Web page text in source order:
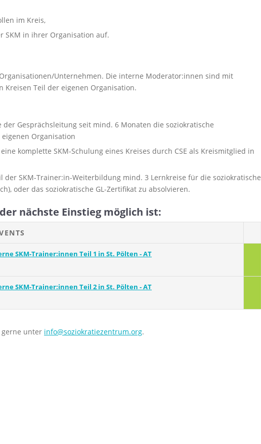
im Kreis,
SKM in ihrer Organisation auf.
Unternehmen. Die interne Moderator:innen sind mit
Kreisen Teil der eigenen Organisation.
Gesprächsleitung seit mind. 6 Monaten die soziokratische
Organisation
komplette SKM-Schulung eines Kreises durch CSE als Kreismitglied in
der SKM-Trainer:in-Weiterbildung mind. 3 Lernkreise für die soziokratische
oder das soziokratische GL-Zertifikat zu absolvieren.
nächste Einstieg möglich ist:
SKM-Trainer:innen Teil 1 in St. Pölten - AT
SKM-Trainer:innen Teil 2 in St. Pölten - AT
gerne unter info@soziokratiezentrum.org.